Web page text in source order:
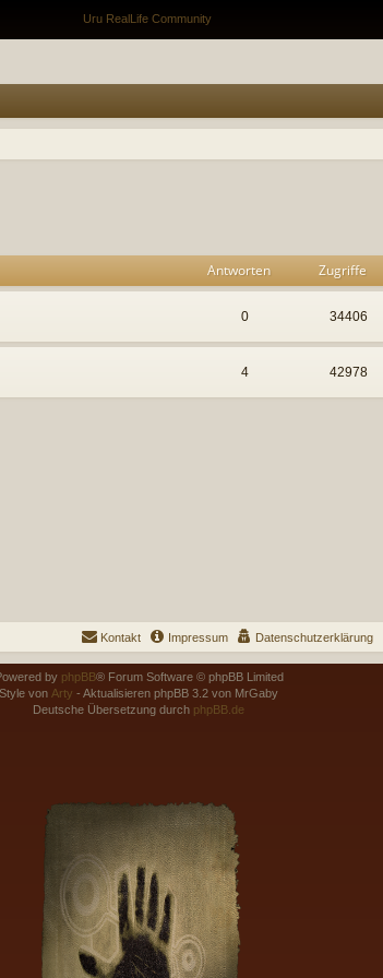
Antworten Zugriffe
0 34406
4 42978
Datenschutzerklärung
Impressum
Kontakt
by phpBB® Forum Software © phpBB Limited
Style von Arty - Aktualisieren phpBB 3.2 von MrGaby
Deutsche Übersetzung durch phpBB.de